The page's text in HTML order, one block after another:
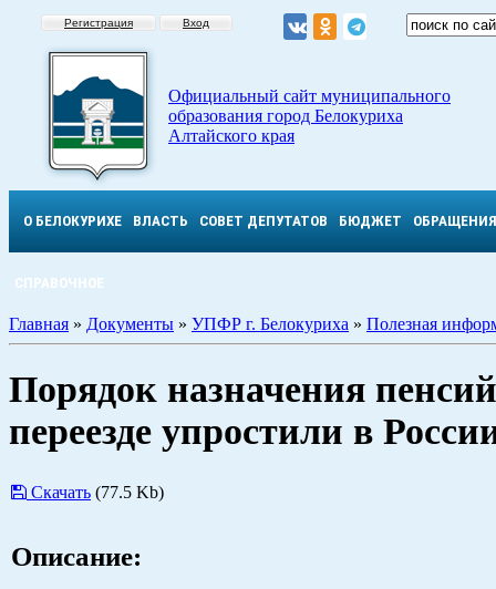
Регистрация Вход
Официальный сайт муниципального
образования город Белокуриха
Алтайского края
О БЕЛОКУРИХЕ ВЛАСТЬ СОВЕТ ДЕПУТАТОВ БЮДЖЕТ ОБРАЩЕНИЯ
СПРАВОЧНОЕ
Главная » Документы » УПФР г. Белокуриха » Полезная
Порядок назначения
переезде упростили в
Скачать (77.5 Kb)
Описание: